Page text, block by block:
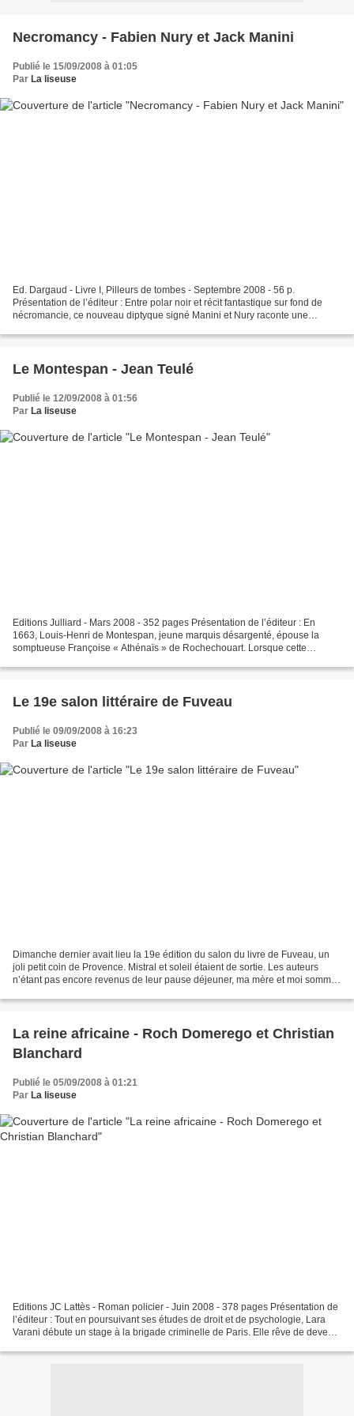
Necromancy - Fabien Nury et Jack Manini
Publié le 15/09/2008 à 01:05
Par La liseuse
Ed. Dargaud - Livre I, Pilleurs de tombes - Septembre 2008 - 56 p.
Présentation de l’éditeur : Entre polar noir et récit fantastique sur fond de
nécromancie, ce nouveau diptyque signé Manini et Nury raconte une
Le Montespan - Jean Teulé
Publié le 12/09/2008 à 01:56
Par La liseuse
Editions Julliard - Mars 2008 - 352 pages Présentation de l’éditeur : En
1663, Louis-Henri de Montespan, jeune marquis désargenté, épouse la
somptueuse Françoise « Athénaïs » de Rochechouart. Lorsque cette
Le 19e salon littéraire de Fuveau
Publié le 09/09/2008 à 16:23
Par La liseuse
Dimanche dernier avait lieu la 19e édition du salon du livre de Fuveau, un
joli petit coin de Provence. Mistral et soleil étaient de sortie. Les auteurs
n’étant pas encore revenus de leur pause déjeuner, ma mère et moi sommes
La reine africaine - Roch Domerego et Christian
Blanchard
Publié le 05/09/2008 à 01:21
Par La liseuse
Editions JC Lattès - Roman policier - Juin 2008 - 378 pages Présentation de
l’éditeur : Tout en poursuivant ses études de droit et de psychologie, Lara
Varani débute un stage à la brigade criminelle de Paris. Elle rêve de devenir